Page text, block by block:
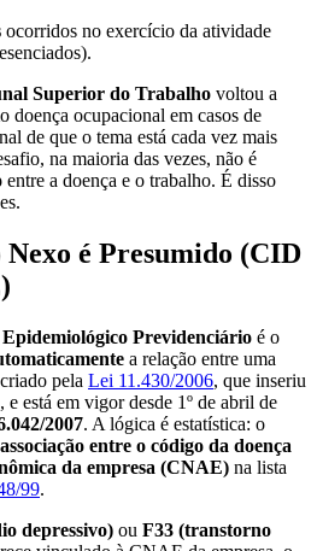
ocorridos no exercício da atividade
Superior do Trabalho voltou a
doença ocupacional em casos de
de que o tema está cada vez mais
na maioria das vezes, não é
entre a doença e o trabalho. É disso
é Presumido (CID
Previdenciário é o
a relação entre uma
pela Lei 11.430/2006, que inseriu
está em vigor desde 1º de abril de
2007. A lógica é estatística: o
associação entre o código da doença
da empresa (CNAE) na lista
99.
depressivo) ou F33 (transtorno